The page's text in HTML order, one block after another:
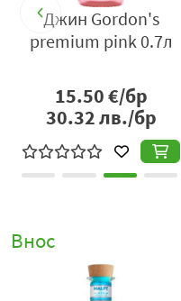
Джин Gordon's
premium pink 0.7л
15.50€/бр
30.32лв./бр
Внос